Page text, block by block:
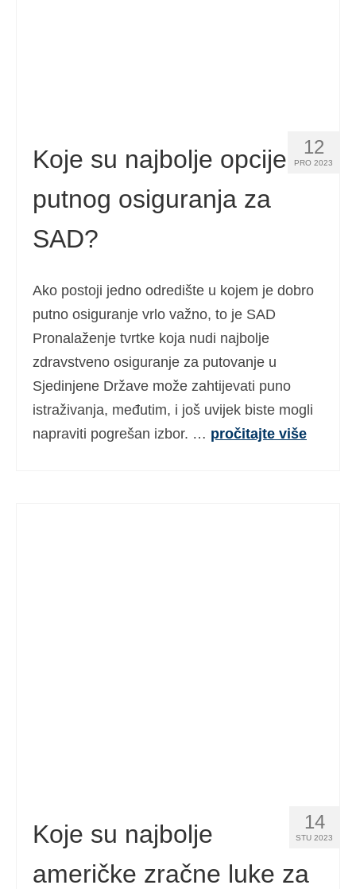
12
PRO 2023
Koje su najbolje opcije
putnog osiguranja za
SAD?
Ako postoji jedno odredište u kojem je dobro
putno osiguranje vrlo važno, to je SAD
Pronalaženje tvrtke koja nudi najbolje
zdravstveno osiguranje za putovanje u
Sjedinjene Države može zahtijevati puno
istraživanja, međutim, i još uvijek biste mogli
napraviti pogrešan izbor. … pročitajte više
14
STU 2023
Koje su najbolje
američke zračne luke za